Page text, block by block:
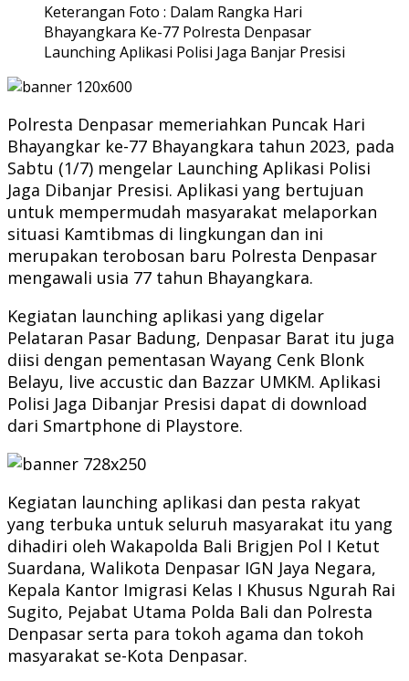
Keterangan Foto : Dalam Rangka Hari
Bhayangkara Ke-77 Polresta Denpasar
Launching Aplikasi Polisi Jaga Banjar Presisi
Polresta Denpasar memeriahkan Puncak Hari
Bhayangkar ke-77 Bhayangkara tahun 2023, pada
Sabtu (1/7) mengelar Launching Aplikasi Polisi
Jaga Dibanjar Presisi. Aplikasi yang bertujuan
untuk mempermudah masyarakat melaporkan
situasi Kamtibmas di lingkungan dan ini
merupakan terobosan baru Polresta Denpasar
mengawali usia 77 tahun Bhayangkara.
Kegiatan launching aplikasi yang digelar
Pelataran Pasar Badung, Denpasar Barat itu juga
diisi dengan pementasan Wayang Cenk Blonk
Belayu, live accustic dan Bazzar UMKM. Aplikasi
Polisi Jaga Dibanjar Presisi dapat di download
dari Smartphone di Playstore.
Kegiatan launching aplikasi dan pesta rakyat
yang terbuka untuk seluruh masyarakat itu yang
dihadiri oleh Wakapolda Bali Brigjen Pol I Ketut
Suardana, Walikota Denpasar IGN Jaya Negara,
Kepala Kantor Imigrasi Kelas I Khusus Ngurah Rai
Sugito, Pejabat Utama Polda Bali dan Polresta
Denpasar serta para tokoh agama dan tokoh
masyarakat se-Kota Denpasar.